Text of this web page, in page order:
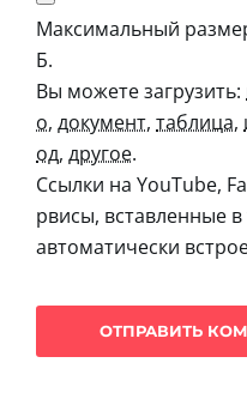
Максимальный
Б.
Вы можете загрузить:
о, документ, таблица,
од, другое.
Ссылки на YouTube,
рвисы, вставленные
автоматически